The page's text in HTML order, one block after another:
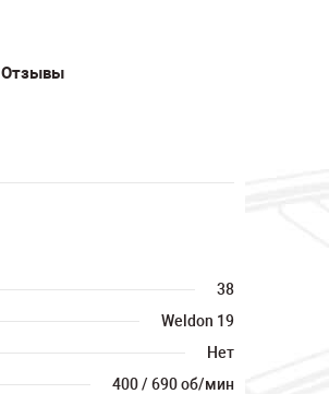
Отзывы
38
Weldon 19
Нет
400 / 690 об/мин